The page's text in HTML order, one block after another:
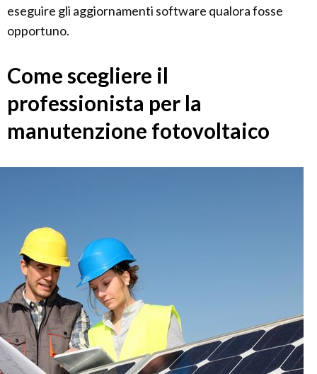
eseguire gli aggiornamenti software qualora fosse
opportuno.
Come scegliere il
professionista per la
manutenzione fotovoltaico